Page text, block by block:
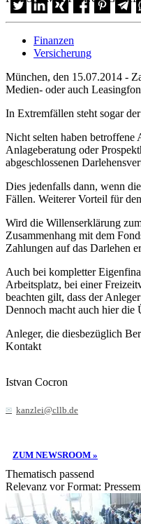
Finanzen
Versicherung
München, den 15.07.2014 -
Medien- oder auch
In Extremfällen steht sogar
Nicht selten haben betroffene
Anlageberatung oder
abgeschlossenen
Dies jedenfalls dann, wenn
Fällen. Weiterer Vorteil für
Wird die Willenserklärung
Zusammenhang mit dem
Zahlungen auf das Darlehen
Auch bei kompletter
Arbeitsplatz, bei einer
beachten gilt, dass der
Dennoch macht auch hier die
Anleger, die diesbezüglich
Kontakt
Istvan Cocron
kanzlei@cllb.de
ZUM NEWSROOM »
Thematisch passend
Relevanz vor Format: